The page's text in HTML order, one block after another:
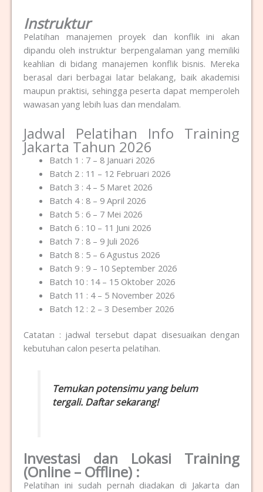
Instruktur
Pelatihan manajemen proyek dan konflik ini akan
dipandu oleh instruktur berpengalaman yang memiliki
keahlian di bidang manajemen konflik bisnis. Mereka
berasal dari berbagai latar belakang, baik akademisi
maupun praktisi, sehingga peserta dapat memperoleh
wawasan yang lebih luas dan mendalam.
Jadwal Pelatihan Info Training
Jakarta Tahun 2026
Batch 1 : 7 – 8 Januari 2026
Batch 2 : 11 – 12 Februari 2026
Batch 3 : 4 – 5 Maret 2026
Batch 4 : 8 – 9 April 2026
Batch 5 : 6 – 7 Mei 2026
Batch 6 : 10 – 11 Juni 2026
Batch 7 : 8 – 9 Juli 2026
Batch 8 : 5 – 6 Agustus 2026
Batch 9 : 9 – 10 September 2026
Batch 10 : 14 – 15 Oktober 2026
Batch 11 : 4 – 5 November 2026
Batch 12 : 2 – 3 Desember 2026
Catatan : jadwal tersebut dapat disesuaikan dengan
kebutuhan calon peserta pelatihan.
Temukan potensimu yang belum
tergali. Daftar sekarang!
Investasi dan Lokasi Training
(Online – Offline) :
Pelatihan ini sudah pernah diadakan di Jakarta dan